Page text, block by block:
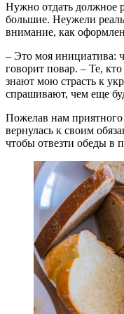
Нужно отдать должное
большие. Неужели
внимание, как
– Это моя инициатива:
говорит повар. – Те,
знают мою страсть к
спрашивают, чем еще
Пожелав нам
вернулась к своим
чтобы отвезти обеды в